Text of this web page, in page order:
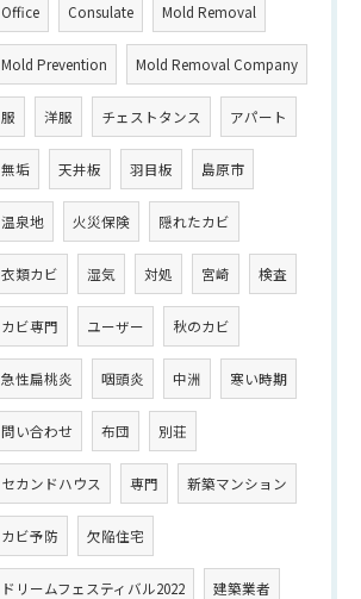
Office Consulate Mold Removal
Mold Prevention Mold Removal Company
服 洋服 チェストタンス アパート
無垢 天井板 羽目板 島原市
温泉地 火災保険 隠れたカビ
衣類カビ 湿気 対処 宮崎 検査
カビ専門 ユーザー 秋のカビ
急性扁桃炎 咽頭炎 中洲 寒い時期
問い合わせ 布団 別荘
セカンドハウス 専門 新築マンション
カビ予防 欠陥住宅
ドリームフェスティバル2022 建築業者